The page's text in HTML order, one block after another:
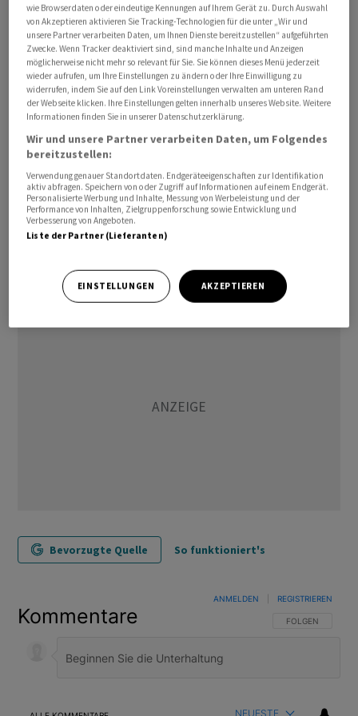
Vereinigten Arabischen Emiraten in Richtung Indien
unterwegs war. Der Frachter «MSC Francesca» lag
zuletzt vor der Küste Saudi-Arabiens und fährt unter
der Flagge Panamas. Ausserdem wurde ein
Containerschiff namens «Euphoria» attackiert, das sich
iranischen Angaben zufolge in griechischem Besitz
befinden soll.
Auch die britische Behörde für die Sicherheit der
Handelsschifffahrt (UKMTO) hatte am Mittwoch über
Vorfälle in den Gewässern vor dem Iran
berichtet./arb/DP/nas
Bevorzugte Quelle So funktioniert's
Kommentare FOLGE DIESER
FOLGEN
ANMELDEN REGISTRIEREN
NEUESTE
wie Browserdaten oder eindeutige Kennungen auf Ihrem Gerät zu. Durch Auswahl
von Akzeptieren aktivieren Sie Tracking-Technologien für die unter „Wir und
unsere Partner verarbeiten Daten, um Ihnen Dienste bereitzustellen“ aufgeführten
Zwecke. Wenn Tracker deaktiviert sind, sind manche Inhalte und Anzeigen
möglicherweise nicht mehr so relevant für Sie. Sie können dieses Menü jederzeit
wieder aufrufen, um Ihre Einstellungen zu ändern oder Ihre Einwilligung zu
widerrufen, indem Sie auf den Link Voreinstellungen verwalten am unteren Rand
der Webseite klicken. Ihre Einstellungen gelten innerhalb unseres Website. Weitere
Informationen finden Sie in unserer Datenschutzerklärung.
Wir und unsere Partner verarbeiten Daten, um Folgendes
bereitzustellen:
Verwendung genauer Standortdaten. Endgeräteeigenschaften zur Identifikation
aktiv abfragen. Speichern von oder Zugriff auf Informationen auf einem Endgerät.
Personalisierte Werbung und Inhalte, Messung von Werbeleistung und der
Performance von Inhalten, Zielgruppenforschung sowie Entwicklung und
Verbesserung von Angeboten.
Liste der Partner (Lieferanten)
EINSTELLUNGEN AKZEPTIEREN